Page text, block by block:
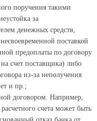
поручения такими
за
денежных средств,
поставкой
предоплаты по договору
счет поставщика) либо
из-за неполучения
и пр.;
договором. Например,
счета может быть